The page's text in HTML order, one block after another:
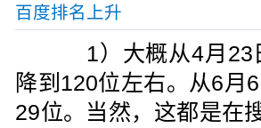
百度排名上升
1）大概从4月23
降到120位左右。从6月
29位。当然，这都是在